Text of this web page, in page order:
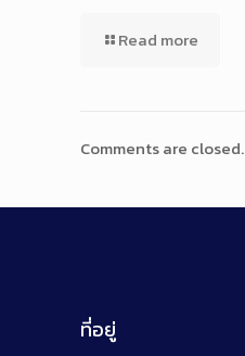
Read more
Comments are closed.
ที่อยู่